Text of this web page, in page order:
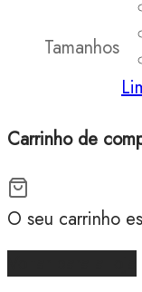
Tamanhos
Carrinho de
O seu carrinho